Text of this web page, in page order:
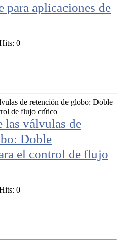
para aplicaciones de
0
las válvulas de
Doble
el control de flujo
0